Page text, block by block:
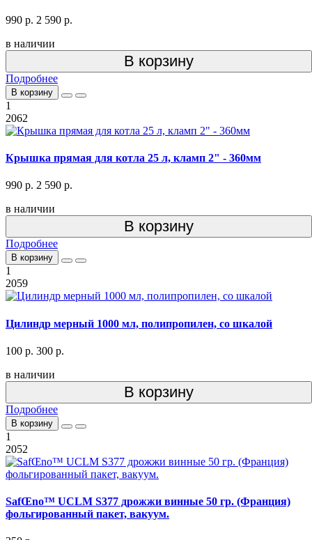
990 р. 2 590 р.
в наличии
В корзину
Подробнее
В корзину
1
2062
Крышка прямая для котла 25 л, кламп 2" - 360мм
990 р. 2 590 р.
в наличии
В корзину
Подробнее
В корзину
1
2059
Цилиндр мерный 1000 мл, полипропилен, со шкалой
100 р. 300 р.
в наличии
В корзину
Подробнее
В корзину
1
2052
SafŒno™ UCLM S377 дрожжи винные 50 гр. (Франция)
фольгированный пакет, вакуум.